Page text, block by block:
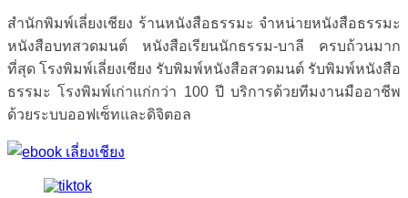
สำนักพิมพ์เลี่ยงเชียง ร้านหนังสือธรรมะ จำหน่ายหนังสือธรรมะ
หนังสือบทสวดมนต์ หนังสือเรียนนักธรรม-บาลี ครบถ้วนมาก
ที่สุด โรงพิมพ์เลี่ยงเชียง รับพิมพ์หนังสือสวดมนต์ รับพิมพ์หนังสือ
ธรรมะ โรงพิมพ์เก่าแก่กว่า 100 ปี บริการด้วยทีมงานมืออาชีพ
ด้วยระบบออฟเซ็ทและดิจิตอล